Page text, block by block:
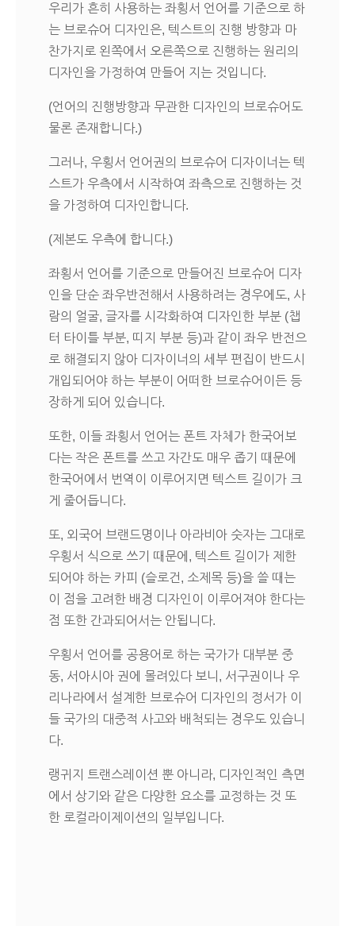
우리가 흔히 사용하는 좌횡서 언어를 기준으로 하
는 브로슈어 디자인은, 텍스트의 진행 방향과 마
찬가지로 왼쪽에서 오른쪽으로 진행하는 원리의
디자인을 가정하여 만들어 지는 것입니다.
(언어의 진행방향과 무관한 디자인의 브로슈어도
물론 존재합니다.)
그러나, 우횡서 언어권의 브로슈어 디자이너는 텍
스트가 우측에서 시작하여 좌측으로 진행하는 것
을 가정하여 디자인합니다.
(제본도 우측에 합니다.)
좌횡서 언어를 기준으로 만들어진 브로슈어 디자
인을 단순 좌우반전해서 사용하려는 경우에도, 사
람의 얼굴, 글자를 시각화하여 디자인한 부분 (챕
터 타이틀 부분, 띠지 부분 등)과 같이 좌우 반전으
로 해결되지 않아 디자이너의 세부 편집이 반드시
개입되어야 하는 부분이 어떠한 브로슈어이든 등
장하게 되어 있습니다.
또한, 이들 좌횡서 언어는 폰트 자체가 한국어보
다는 작은 폰트를 쓰고 자간도 매우 좁기 때문에
한국어에서 번역이 이루어지면 텍스트 길이가 크
게 줄어듭니다.
또, 외국어 브랜드명이나 아라비아 숫자는 그대로
우횡서 식으로 쓰기 때문에, 텍스트 길이가 제한
되어야 하는 카피 (슬로건, 소제목 등)을 쓸 때는
이 점을 고려한 배경 디자인이 이루어져야 한다는
점 또한 간과되어서는 안됩니다.
우횡서 언어를 공용어로 하는 국가가 대부분 중
동, 서아시아 권에 몰려있다 보니, 서구권이나 우
리나라에서 설계한 브로슈어 디자인의 정서가 이
들 국가의 대중적 사고와 배척되는 경우도 있습니
다.
랭귀지 트랜스레이션 뿐 아니라, 디자인적인 측면
에서 상기와 같은 다양한 요소를 교정하는 것 또
한 로컬라이제이션의 일부입니다.